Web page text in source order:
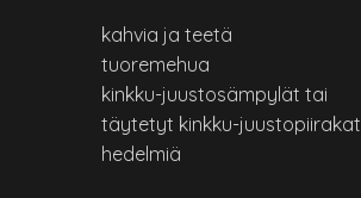
kahvia ja teetä
tuoremehua
kinkku-juustosämpylät tai
täytetyt kinkku-juustopiirakat
hedelmiä